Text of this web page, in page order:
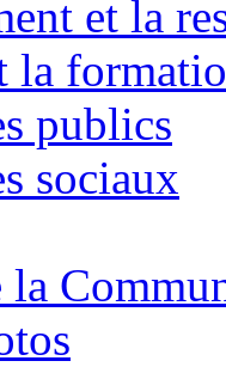
et la
la
publics
sociaux